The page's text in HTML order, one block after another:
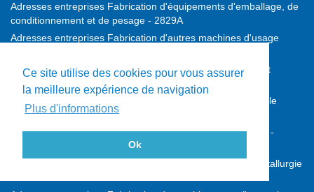
Ce site utilise des cookies pour vous assurer
la meilleure expérience de navigation
Plus d'informations
Ok
Adresses entreprises Fabrication d'équipements d'emballage, de
conditionnement et de pesage - 2829A
Adresses entreprises Fabrication d'autres machines d'usage
Adresses entreprises Fabrication de machines agricoles et
forestières - 2830Z
Adresses entreprises Fabrication de machines-outils pour le
travail des métaux - 2841Z
Adresses entreprises Fabrication d'autres machines-outils -
Adresses entreprises Fabrication de machines pour la métallurgie